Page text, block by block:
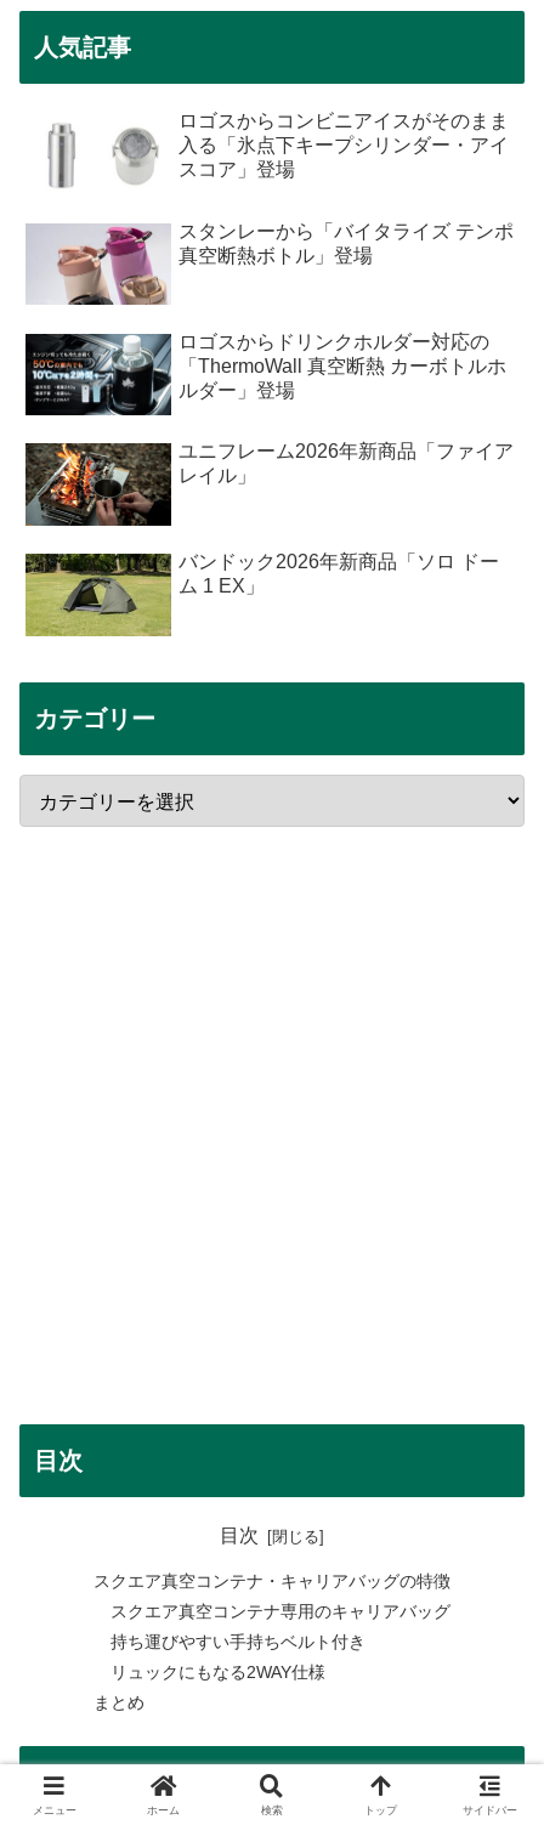
人気記事
ロゴスからコンビニアイスがそのまま
入る「氷点下キープシリンダー・アイ
スコア」登場
スタンレーから「バイタライズ テンポ
真空断熱ボトル」登場
ロゴスからドリンクホルダー対応の
「ThermoWall 真空断熱 カーボトルホ
ルダー」登場
ユニフレーム2026年新商品「ファイア
レイル」
バンドック2026年新商品「ソロ ドー
ム 1 EX」
カテゴリー
目次
目次
スクエア真空コンテナ・キャリアバッグの特徴
スクエア真空コンテナ専用のキャリアバッグ
持ち運びやすい手持ちベルト付き
リュックにもなる2WAY仕様
まとめ
ランキングサイト
メニュー ホーム 検索 トップ サイドバー